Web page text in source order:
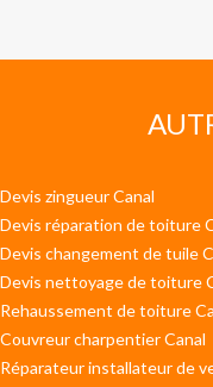
Devis zingueur Canal
Devis réparation de toiture
Devis changement de tuile
Devis nettoyage de toiture
Rehaussement de toiture
Couvreur charpentier Canal
Réparateur installateur de